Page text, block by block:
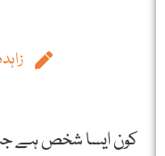
کون ایسا شخص ہے